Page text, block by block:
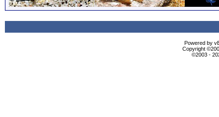
Powered by
Copyright
©2003 -